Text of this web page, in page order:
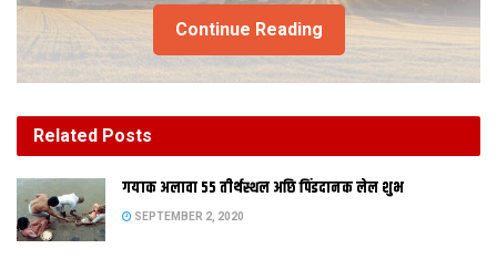
समटल प्रकाश
Continue Reading
Related Posts
गयाक अलावा 55 तीर्थस्थल अछि पिंडदानक लेल शुभ
SEPTEMBER 2, 2020